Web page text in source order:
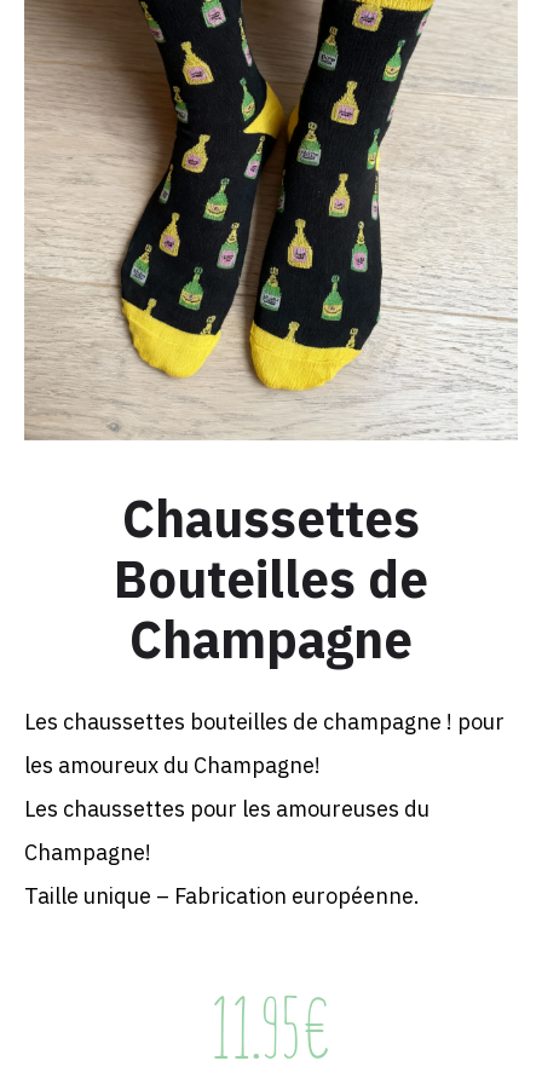
TABLE
Chaussettes
Bouteilles de
Champagne
Les chaussettes bouteilles de champagne ! pour
les amoureux du Champagne!
Les chaussettes pour les amoureuses du
Champagne!
Taille unique – Fabrication européenne.
11.95€